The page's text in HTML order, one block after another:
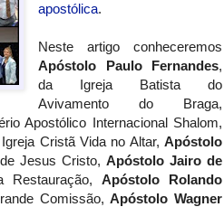
apostólica.
Neste artigo conheceremos
Apóstolo Paulo Fernandes,
da Igreja Batista do
Avivamento do Braga,
Apostólico Internacional Shalom,
Cristã Vida no Altar,Apóstolo
Jesus Cristo,Apóstolo Jairo de
Restauração, Apóstolo Rolando
Comissão,Apóstolo Wagner